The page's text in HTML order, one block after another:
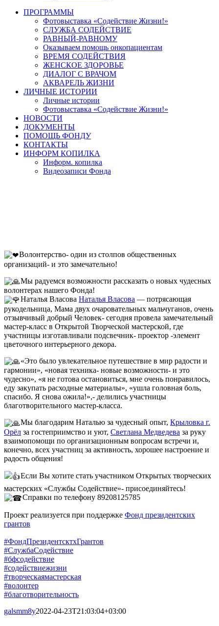
ПРОГРАММЫ
Фотовыставка «Содействие Жизни!»
СЛУЖБА СОДЕЙСТВИЕ
РАВНЫЙ-РАВНОМУ
Оказываем помощь онкопациентам
ВРЕМЯ СОДЕЙСТВИЯ
ЖЕНСКОЕ ЗДОРОВЬЕ
ДИАЛОГ С ВРАЧОМ
АКВАРЕЛЬ ЖИЗНИ
ЛИЧНЫЕ ИСТОРИИ
Личные истории
Фотовыставка «Содействие Жизни!»
НОВОСТИ
ДОКУМЕНТЫ
ПОМОЩЬ ФОНДУ
КОНТАКТЫ
ИНФОРМ КОПИЛКА
Информ. копилка
Видеозаписи Фонда
Волонтерство- один из столпов общественных
организаций- и это замечательно!
Мы радуемся возможности рассказать о новых чудесных
волонтерах нашего Фонда!
Наталья ВласоваНаталья Власова — потрясающая
рукодельница, Мама двух очаровательных мальчуганов, очень
отзывчивый добрый Человек- сегодня провела замечательный
мастер-класс в Открытой Творческой мастерской, где
участницы изготавливали подсвечник- проектор -элемент
цветочного интерьерного декора.
«Это было увлекательное путешествие в мир радости и
гармонии», «новая техника- новые возможности- и это
чудесно», «я не готова остановиться, мне очень понравилось,
еду закупать расходные материалы», «ушла головная боль,
спасибо. Я снова ожила!»,- делились участницы
благотворительного мастер-класса.
Мы благодарим Наталью за чудесный опыт,Крыловка г.
Орёл за гостеприимство и уют, Светлана Медведева за руку
взаимопомощи по организационным вопросам встречи и,
конечно, всех участниц за активность, хорошее настроение и
радость общения!
Если Вы хотите стать участником Открытых творческих
мастерских «Службы Содействие»- присоединяйтесь!
Справки по телефону 89208125785
Проект реализуется при поддержке Фонд президентских
грантов
#ФондПрезидентсктхГрантов
#СлужбаСодействие
#бфсодействие
#содействиежизни
#творческаямастерская
#волонтер
#благотворительность
galsmm8y2022-04-23T21:03:04+03:00